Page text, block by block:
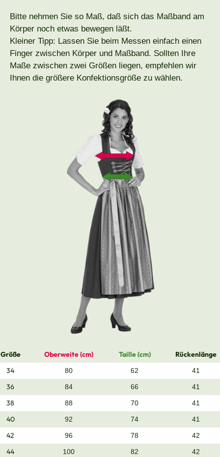
Bitte nehmen Sie so Maß, daß sich das Maßband am
Körper noch etwas bewegen läßt.
Kleiner Tipp: Lassen Sie beim Messen einfach einen
Finger zwischen Körper und Maßband. Sollten Ihre
Maße zwischen zwei Größen liegen, empfehlen wir
Ihnen die größere Konfektionsgröße zu wählen.
Größe Oberweite (cm) Taille (cm)
Rückenlänge
34
80 62 41
36 84 66 41
38 88 70 41
40 92 74 41
42 96 78 42
44 100 82 42